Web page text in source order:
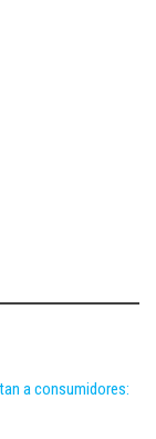
a consumidores: